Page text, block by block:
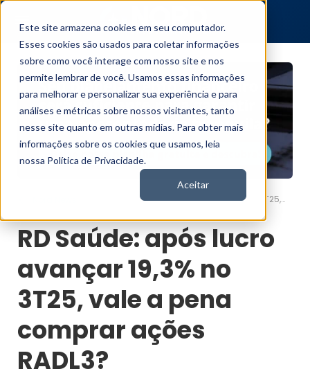
Este site armazena cookies em seu computador.
Esses cookies são usados para coletar informações
sobre como você interage com nosso site e nos
permite lembrar de você. Usamos essas informações
para melhorar e personalizar sua experiência e para
análises e métricas sobre nossos visitantes, tanto
nesse site quanto em outras mídias. Para obter mais
informações sobre os cookies que usamos, leia
nossa Política de Privacidade.
Aceitar
RD Saúde: após lucro avançar 19,3% no 3T25, vale a pena comprar ações RADL3?
RD Saúde: após lucro
avançar 19,3% no
3T25, vale a pena
comprar ações
RADL3?